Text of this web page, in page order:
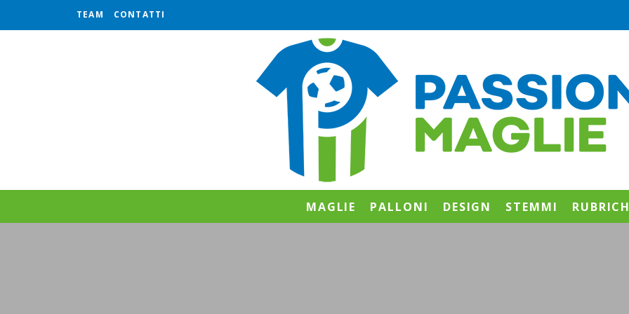
TEAM CONTATTI
MAGLIE PALLONI DESIGN STEMMI